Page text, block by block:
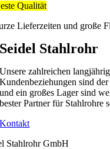
Qualität
Lieferzeiten und große
Seidel Stahlrohr
Unsere zahlreichen
Kundenbeziehungen sind
und ein großes Lager sind
bester Partner für Stahlrohre
Kontakt
Stahlrohr GmbH